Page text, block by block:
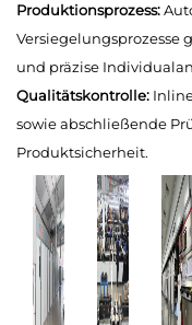
Produktionsprozess:
und präzise
Qualitätskontrolle:
sowie abschließende
Produktsicherheit.